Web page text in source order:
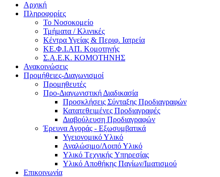
Αρχική
Πληροφορίες
Το Νοσοκομείο
Τμήματα / Κλινικές
Κέντρα Υγείας & Περιφ. Ιατρεία
ΚΕ.Φ.Ι.ΑΠ. Κομοτηνής
Σ.Α.Ε.Κ. ΚΟΜΟΤΗΝΗΣ
Ανακοινώσεις
Προμήθειες-Διαγωνισμοί
Προμηθευτές
Προ-Διαγωνιστική Διαδικασία
Προσκλήσεις Σύνταξης Προδιαγραφών
Κατατεθειμένες Προδιαγραφές
Διαβούλευση Προδιαγραφών
Έρευνα Αγοράς - Εξωσυμβατικά
Υγειονομικό Υλικό
Αναλώσιμο/Λοιπό Υλικό
Υλικό Tεχνικής Yπηρεσίας
Υλικό Αποθήκης Παγίων/Ιματισμού
Επικοινωνία